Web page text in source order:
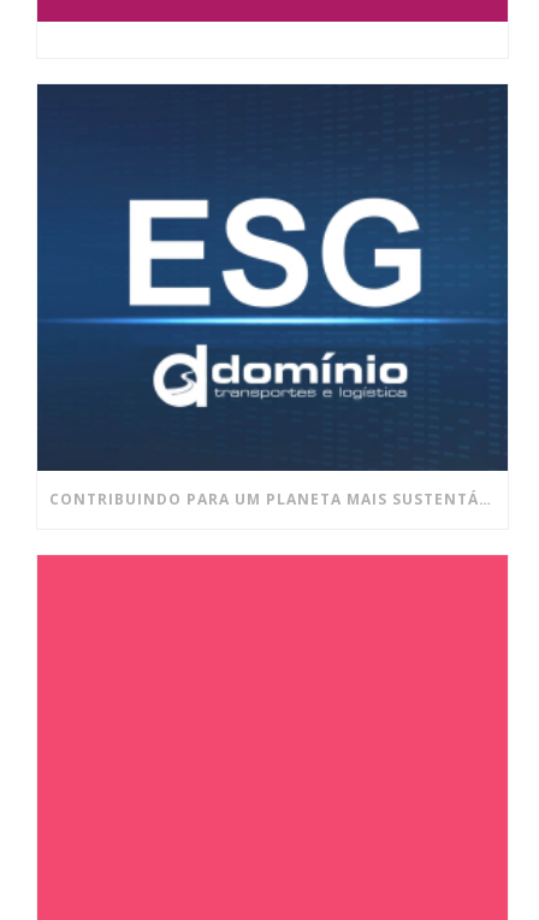
CONTRIBUINDO PARA UM PLANETA MAIS SUSTENTÁVEL E UM AMBIENTE DE TRABALHO MAIS SAUDÁVEL!